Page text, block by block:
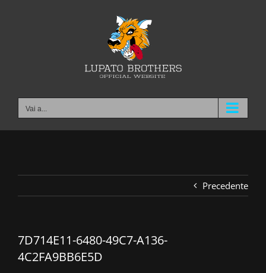
Vai a...
Precedente
7D714E11-6480-49C7-A136-
4C2FA9BB6E5D